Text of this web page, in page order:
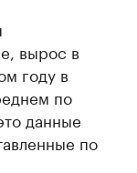
вырос в
году в
по
данные
по